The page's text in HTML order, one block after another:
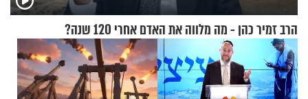
הרב זמיר כהן - מה מלווה את האדם אחרי 120 שנה?